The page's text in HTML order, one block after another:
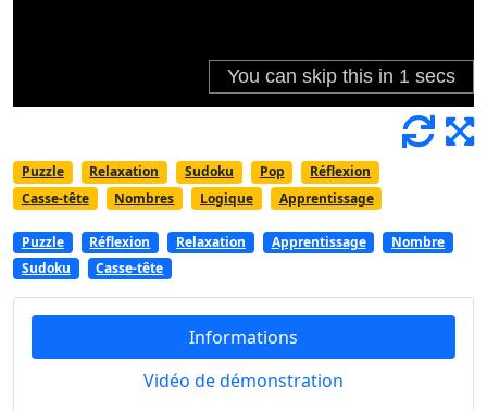
Puzzle Relaxation Sudoku Pop
Réflexion
Casse-tête
Nombres Logique Apprentissage
Puzzle Réflexion Relaxation Apprentissage
Nombre
Sudoku
Casse-tête
Informations
Vidéo de démonstration